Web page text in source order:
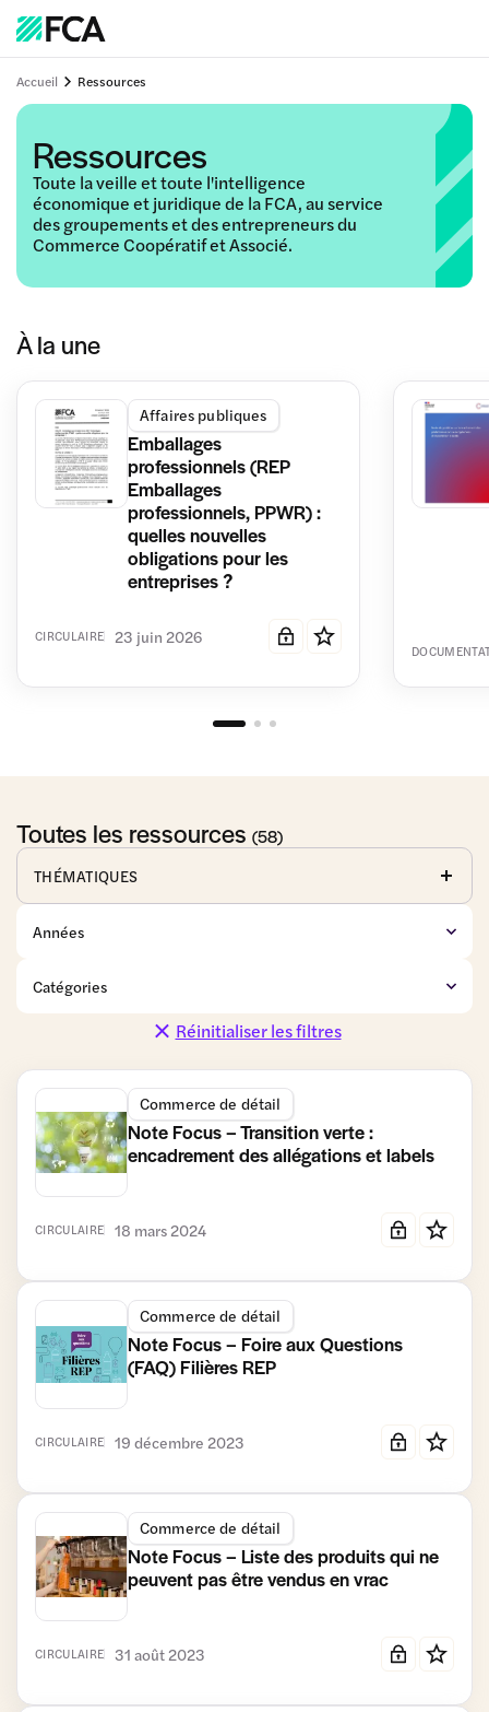
Accueil Ressources
Ressources
Toute la veille et toute l'intelligence
économique et juridique de la FCA, au service
des groupements et des entrepreneurs du
Commerce Coopératif et Associé.
À la une
Affaires publiques
Emballages
professionnels (REP
Emballages
professionnels, PPWR) :
quelles nouvelles
obligations pour les
entreprises ?
CIRCULAIRE 23 juin 2026
Toutes les ressources (58)
THÉMATIQUES
publiques
de détail
personnelles
Comptabilité
Gestion du
patrimoine
Gouvernance
Logistique
Modèle
Moyens
Numérique
Relations
RSE
Entrepreneuriat
Formation
et
Immobilier
commercial
Réinitialiser les filtres
Commerce de détail
Note Focus – Transition verte :
encadrement des allégations et labels
CIRCULAIRE 18 mars 2024
Commerce de détail
Note Focus – Foire aux Questions
(FAQ) Filières REP
CIRCULAIRE 19 décembre 2023
Commerce de détail
Note Focus – Liste des produits qui ne
peuvent pas être vendus en vrac
CIRCULAIRE 31 août 2023